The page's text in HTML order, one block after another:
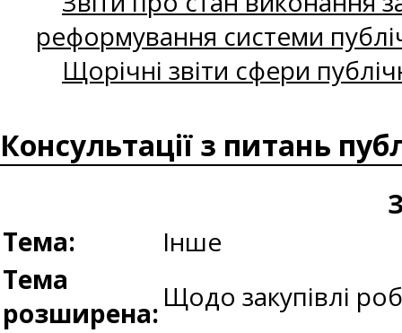
реформування системи
Щорічні звіти сфери
Консультації з питань
Тема:
Інше
Тема
розширена: Щодо закупівлі